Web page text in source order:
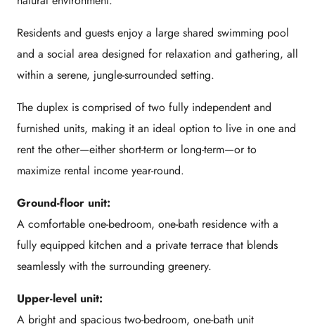
Residents and guests enjoy a large shared swimming pool
and a social area designed for relaxation and gathering, all
within a serene, jungle-surrounded setting.
The duplex is comprised of two fully independent and
furnished units, making it an ideal option to live in one and
rent the other—either short-term or long-term—or to
maximize rental income year-round.
Ground-floor unit:
A comfortable one-bedroom, one-bath residence with a
fully equipped kitchen and a private terrace that blends
seamlessly with the surrounding greenery.
Upper-level unit:
A bright and spacious two-bedroom, one-bath unit